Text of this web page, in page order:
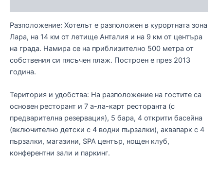
Разположение: Хотелът е разположен в курортната зона
Лара, на 14 км от летище Анталия и на 9 км от центъра
на града. Намира се на приблизително 500 метра от
собствения си пясъчен плаж. Построен е през 2013
година.
Територия и удобства: На разположение на гостите са
основен ресторант и 7 а-ла-карт ресторанта (с
предварителна резервация), 5 бара, 4 открити басейна
(включително детски с 4 водни пързалки), аквапарк с 4
пързалки, магазини, SPA център, нощен клуб,
конферентни зали и паркинг.